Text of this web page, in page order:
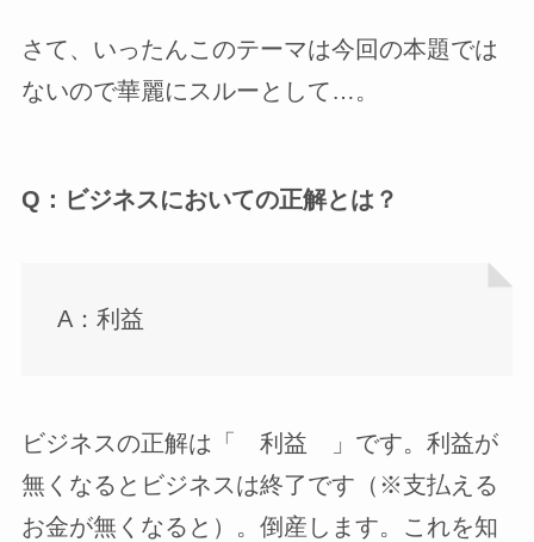
さて、いったんこのテーマは今回の本題では
ないので華麗にスルーとして…。
Q：ビジネスにおいての正解とは？
A：利益
ビジネスの正解は「 利益 」です。利益が
無くなるとビジネスは終了です（※支払える
お金が無くなると）。倒産します。これを知